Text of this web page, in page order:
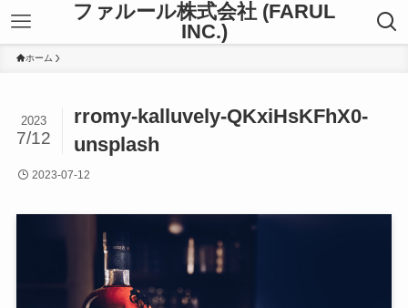
ファルール株式会社 (FARUL
INC.)
ホーム
rromy-kalluvely-QKxiHsKFhX0-
unsplash
2023
7/12
2023-07-12